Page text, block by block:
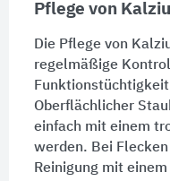
Pflege von
Die Pflege von
regelmäßige
Oberflächlicher
einfach mit einem
werden. Bei
Reinigungmit einem